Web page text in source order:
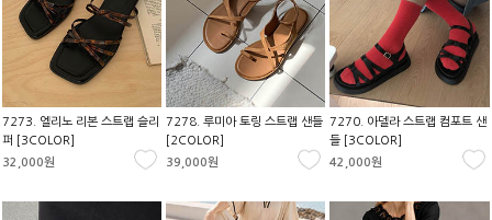
7273. 엘리노 리본 스트랩 슬리
퍼 [3COLOR]
32,000원
7278. 루미아 토링 스트랩 샌들
[2COLOR]
39,000원
7270. 아델라 스트랩 컴포트 샌
들 [3COLOR]
42,000원